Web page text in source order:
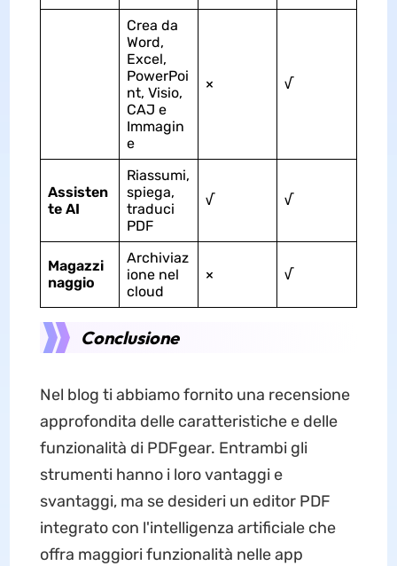
Crea da
Word,
Excel,
PowerPoi
nt, Visio,
CAJ e
Immagin
e
× √
Assisten
te AI
Riassumi,
spiega,
traduci
PDF
√ √
Magazzi
naggio
Archiviaz
ione nel
cloud
× √
Conclusione
Nel blog ti abbiamo fornito una recensione
approfondita delle caratteristiche e delle
funzionalità di PDFgear. Entrambi gli
strumenti hanno i loro vantaggi e
svantaggi, ma se desideri un editor PDF
integrato con l'intelligenza artificiale che
offra maggiori funzionalità nelle app